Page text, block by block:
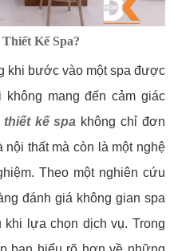
Kế Spa?
khi bước vào một spa được
mang đến cảm giác
thiết kế spa không chỉ đơn
nội thất mà còn là một nghệ
Theo một nghiên cứu
đánh giá không gian spa
khi lựa chọn dịch vụ. Trong